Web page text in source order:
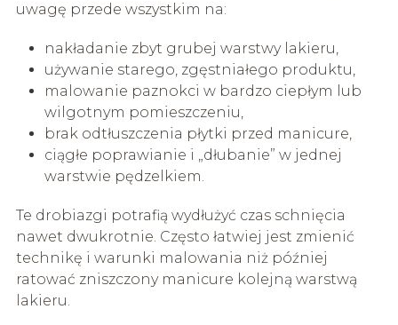
uwagę przede wszystkim na:
nakładanie zbyt grubej warstwy lakieru,
używanie starego, zgęstniałego produktu,
malowanie paznokci w bardzo ciepłym lub
wilgotnym pomieszczeniu,
brak odtłuszczenia płytki przed manicure,
ciągłe poprawianie i „dłubanie” w jednej
warstwie pędzelkiem.
Te drobiazgi potrafią wydłużyć czas schnięcia
nawet dwukrotnie. Często łatwiej jest zmienić
technikę i warunki malowania niż później
ratować zniszczony manicure kolejną warstwą
lakieru.